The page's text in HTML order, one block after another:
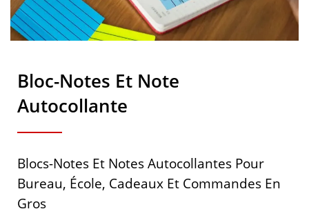
Bloc-Notes Et Note
Autocollante
Blocs-Notes Et Notes Autocollantes Pour
Bureau, École, Cadeaux Et Commandes En
Gros